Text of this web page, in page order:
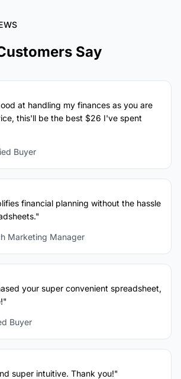
Say
at handling my finances as you are
this'll be the best $26 I've spent
Buyer
financial planning without the hassle
Marketing Manager
your super convenient spreadsheet,
Buyer
super intuitive. Thank you!"